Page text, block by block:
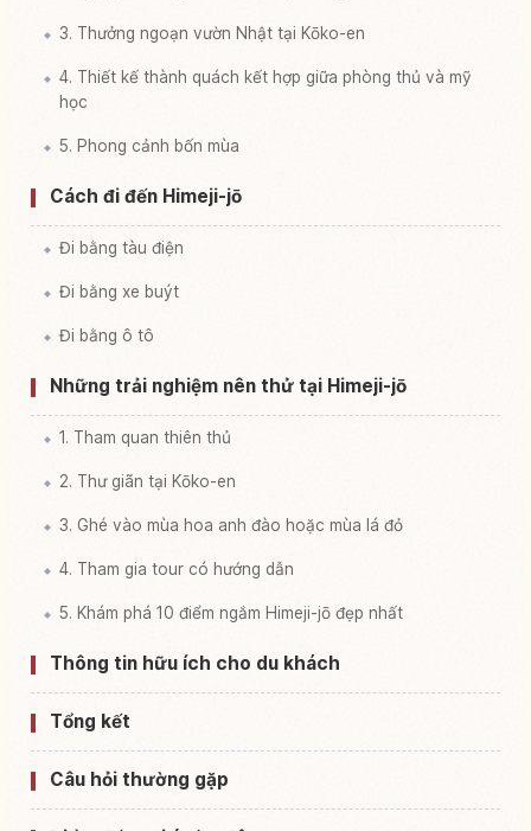
3. Thưởng ngoạn vườn Nhật tại Kōko-en
4. Thiết kế thành quách kết hợp giữa phòng thủ và mỹ
học
5. Phong cảnh bốn mùa
Cách đi đến Himeji-jō
Đi bằng tàu điện
Đi bằng xe buýt
Đi bằng ô tô
Những trải nghiệm nên thử tại Himeji-jō
1. Tham quan thiên thủ
2. Thư giãn tại Kōko-en
3. Ghé vào mùa hoa anh đào hoặc mùa lá đỏ
4. Tham gia tour có hướng dẫn
5. Khám phá 10 điểm ngắm Himeji-jō đẹp nhất
Thông tin hữu ích cho du khách
Tổng kết
Câu hỏi thường gặp